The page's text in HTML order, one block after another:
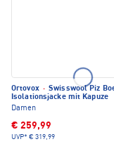
Ortovox · Swisswool Piz
Isolationsjacke mit Kapuze
Damen
€ 259,99
UVP* € 319,99